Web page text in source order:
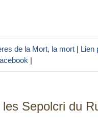
de la Mort, la mort | Lien
|
Sepolcri du